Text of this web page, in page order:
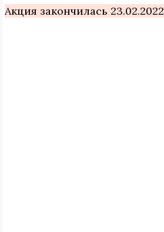
Акция закончилась 23.02.2022